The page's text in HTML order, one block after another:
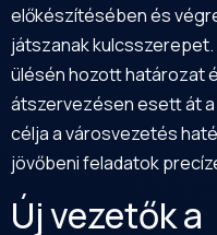
előkészítésében és
játszanak kulcsszerepet.
ülésén hozott határozat
átszervezésen esett át
célja a városvezetés
jövőbeni feladatok
Új vezetők a